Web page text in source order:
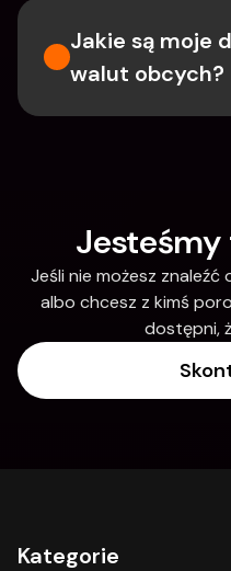
Jakie są moje
walut obcych?
Jesteśmy
Jeśli nie możesz
albo chcesz z kimś
dostępni,
Kategorie